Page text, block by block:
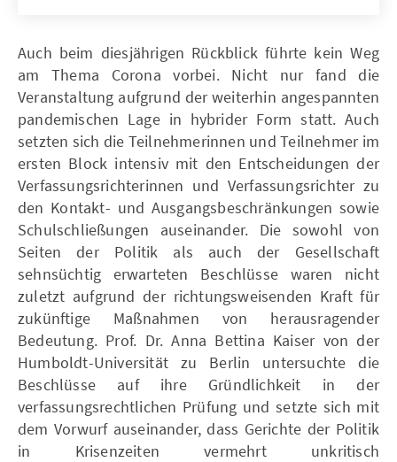
Auch beim diesjährigen Rückblick führte kein Weg
am Thema Corona vorbei. Nicht nur fand die
Veranstaltung aufgrund der weiterhin angespannten
pandemischen Lage in hybrider Form statt. Auch
setzten sich die Teilnehmerinnen und Teilnehmer im
ersten Block intensiv mit den Entscheidungen der
Verfassungsrichterinnen und Verfassungsrichter zu
den Kontakt- und Ausgangsbeschränkungen sowie
Schulschließungen auseinander. Die sowohl von
Seiten der Politik als auch der Gesellschaft
sehnsüchtig erwarteten Beschlüsse waren nicht
zuletzt aufgrund der richtungsweisenden Kraft für
zukünftige Maßnahmen von herausragender
Bedeutung. Prof. Dr. Anna Bettina Kaiser von der
Humboldt-Universität zu Berlin untersuchte die
Beschlüsse auf ihre Gründlichkeit in der
verfassungsrechtlichen Prüfung und setzte sich mit
dem Vorwurf auseinander, dass Gerichte der Politik
in Krisenzeiten vermehrt unkritisch